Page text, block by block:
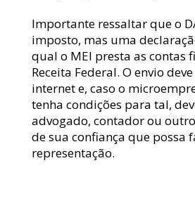
Importante ressaltar que o
imposto, mas uma
qual o MEI presta as contas
Receita Federal. O envio
internet e, caso o
tenha condições para tal,
advogado, contador ou
de sua confiança que possa
representação.